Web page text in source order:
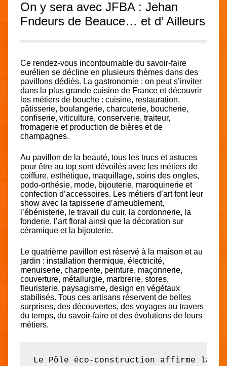
On y sera avec JFBA : Jehan
Fndeurs de Beauce… et d’ Ailleurs
Ce rendez-vous incontournable du savoir-faire
eurélien se décline en plusieurs thèmes dans des
pavillons dédiés. La gastronomie : on peut s’inviter
dans la plus grande cuisine de France et découvrir
les métiers de bouche : cuisine, restauration,
pâtisserie, boulangerie, charcuterie, boucherie,
confiserie, viticulture, conserverie, traiteur,
fromagerie et production de bières et de
champagnes.
Au pavillon de la beauté, tous les trucs et astuces
pour être au top sont dévoilés avec les métiers de
coiffure, esthétique, maquillage, soins des ongles,
podo-orthésie, mode, bijouterie, maroquinerie et
confection d’accessoires. Les métiers d’art font leur
show avec la tapisserie d’ameublement,
l’ébénisterie, le travail du cuir, la cordonnerie, la
fonderie, l’art floral ainsi que la décoration sur
céramique et la bijouterie.
Le quatrième pavillon est réservé à la maison et au
jardin : installation thermique, électricité,
menuiserie, charpente, peinture, maçonnerie,
couverture, métallurgie, marbrerie, stores,
fleuristerie, paysagisme, design en végétaux
stabilisés. Tous ces artisans réservent de belles
surprises, des découvertes, des voyages au travers
du temps, du savoir-faire et des évolutions de leurs
métiers.
Le Pôle éco-construction affirme la